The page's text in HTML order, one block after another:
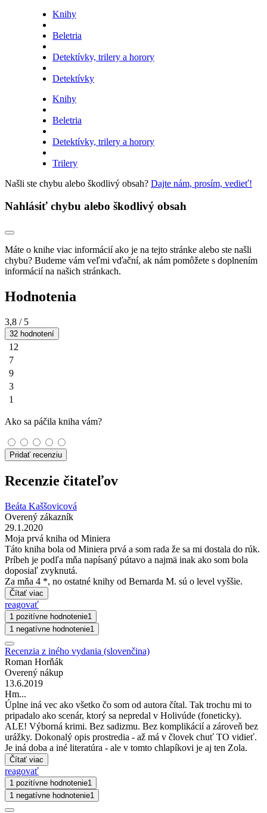
Knihy
Beletria
Detektívky, trilery a horory
Detektívky
Knihy
Beletria
Detektívky, trilery a horory
Trilery
Našli ste chybu alebo škodlivý obsah? Dajte nám, prosím, vedieť!
Nahlásiť chybu alebo škodlivý obsah
Máte o knihe viac informácií ako je na tejto stránke alebo ste našli
chybu? Budeme vám veľmi vďační, ak nám pomôžete s doplnením
informácií na našich stránkach.
Hodnotenia
3,8 / 5
32 hodnotení
12
7
9
3
1
Ako sa páčila kniha vám?
Pridať recenziu
Recenzie čitateľov
Beáta Kaššovicová
Overený zákazník
29.1.2020
Moja prvá kniha od Miniera
Táto kniha bola od Miniera prvá a som rada že sa mi dostala do rúk.
Príbeh je podľa mňa napísaný pútavo a najmä inak ako som bola
doposiaľ zvyknutá.
Za mňa 4 *, no ostatné knihy od Bernarda M. sú o level vyššie.
Čítať viac
reagovať
1 pozitívne hodnotenie1
1 negatívne hodnotenie1
Recenzia z iného vydania (slovenčina)
Roman Horňák
Overený nákup
13.6.2019
Hm...
Úplne iná vec ako všetko čo som od autora čítal. Tak trochu mi to
pripadalo ako scenár, ktorý sa nepredal v Holivúde (foneticky).
ALE! Výborná krimi. Bez sadizmu. Bez komplikácií a zároveň bez
urážky. Dokonalý opis prostredia - až má v človek chuť TO vidieť.
Je iná doba a iné literatúra - ale v tomto chlapíkovi je aj ten Zola.
Čítať viac
reagovať
1 pozitívne hodnotenie1
1 negatívne hodnotenie1